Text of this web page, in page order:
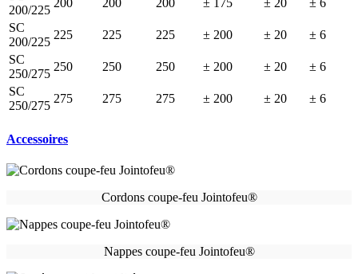
200/225
SC
200/225
225 225 225 ± 200 ± 20
± 6
SC
250/275
250 250 250 ± 200 ± 20
± 6
SC
250/275
275 275 275 ± 200 ± 20 ± 6
Accessoires
Cordons coupe-feu Jointofeu®
Nappes coupe-feu Jointofeu®